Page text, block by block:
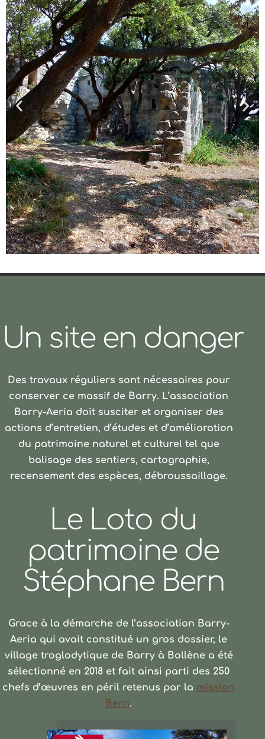
Le château de
ville de Bollène et la vallée du
Rhône.
Lire l'article
Un site en danger
Des travaux réguliers sont nécessaires pour
conserver ce massif de Barry. L’association
Barry-Aeria doit susciter et organiser des
actions d’entretien, d’études et d’amélioration
du patrimoine naturel et culturel tel que
balisage des sentiers, cartographie,
recensement des espèces, débroussaillage.
Le Loto du
patrimoine de
Stéphane Bern
Grace à la démarche de l’association Barry-
Aeria qui avait constitué un gros dossier, le
village troglodytique de Barry à Bollène a été
sélectionné en 2018 et fait ainsi parti des 250
chefs d’œuvres en péril retenus par la mission
Bern.